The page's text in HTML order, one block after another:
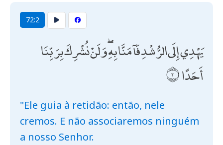
72:2
يَهْدِي إِلَى الرُّشْدِ فَآمَنَّا بِهِ ۖ وَلَنْ نُشْرِكَ بِرَبِّنَا
أَحَدًا
"Ele guia à retidão: então, nele
cremos. E não associaremos ninguém
a nosso Senhor.